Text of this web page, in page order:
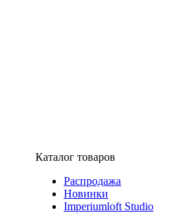
Каталог товаров
Распродажа
Новинки
Imperiumloft Studio